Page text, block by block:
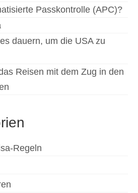
Passkontrolle (APC)?
dauern, um die USA zu
Reisen mit dem Zug in den
Regeln